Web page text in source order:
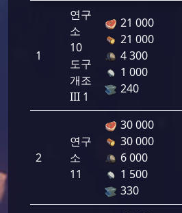
1
연구
소
10
도구
개조
III 1
21 000
21 000
4 300
1 000
240
2
연구
소
11
30 000
30 000
6 000
1 500
330